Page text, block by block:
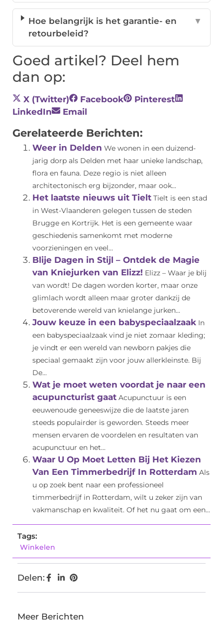
Hoe belangrijk is het garantie- en
retourbeleid?
▼
Goed artikel? Deel hem
dan op:
X (Twitter) Facebook
Pinterest
LinkedIn
Email
Gerelateerde Berichten:
Weer in Delden We wonen in een duizend-
jarig dorp als Delden met haar unieke landschap,
flora en fauna. Deze regio is niet alleen
architectonisch erg bijzonder, maar ook...
Het laatste nieuws uit Tielt Tielt is een stad
in West-Vlaanderen gelegen tussen de steden
Brugge en Kortrijk. Het is een gemeente waar
geschiedenis samenkomt met moderne
voorzieningen en veel...
Blije Dagen in Stijl – Ontdek de Magie
van Kniejurken van Elizz! Elizz – Waar je blij
van wordt! De dagen worden korter, maar onze
glimlach wordt alleen maar groter dankzij de
betoverende wereld van knielange jurken...
Jouw keuze in een babyspeciaalzaak In
een babyspeciaalzaak vind je niet zomaar kleding;
je vindt er een wereld van newborn pakjes die
speciaal gemaakt zijn voor jouw allerkleinste. Bij
De...
Wat je moet weten voordat je naar een
acupuncturist gaat Acupunctuur is een
eeuwenoude geneeswijze die de laatste jaren
steeds populairder is geworden. Steeds meer
mensen ervaren de voordelen en resultaten van
acupunctuur en het...
Waar U Op Moet Letten Bij Het Kiezen
Van Een Timmerbedrijf In Rotterdam Als
u op zoek bent naar een professioneel
timmerbedrijf in Rotterdam, wilt u zeker zijn van
vakmanschap en kwaliteit. Of het nu gaat om een...
Tags:
Winkelen
Delen:
Meer Berichten